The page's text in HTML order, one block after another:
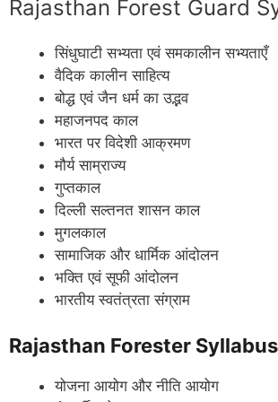
Rajasthan Forest Guard
सिंधुघाटी सभ्यता एवं समकालीन सभ्यताएँ
वैदिक कालीन साहित्य
बोद्ध एवं जैन धर्म का उद्भव
महाजनपद काल
भारत पर विदेशी आक्रमण
मौर्य साम्राज्य
गुप्तकाल
दिल्ली सल्तनत शासन काल
मुगलकाल
सामाजिक और धार्मिक आंदोलन
भक्ति एवं सूफी आंदोलन
भारतीय स्वतंत्रता संग्राम
Rajasthan Forester Syllabus
योजना आयोग और नीति आयोग